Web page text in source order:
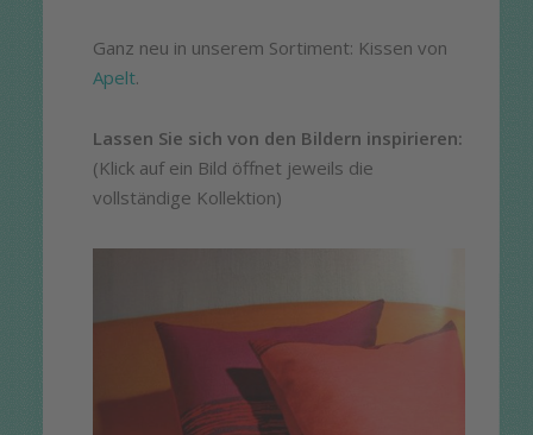
Ganz neu in unserem Sortiment: Kissen von
Apelt.
Lassen Sie sich von den Bildern inspirieren:
(Klick auf ein Bild öffnet jeweils die
vollständige Kollektion)